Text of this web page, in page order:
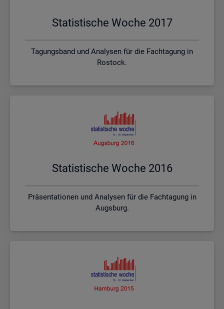
Sta­tis­ti­sche Woche 2017
Tagungsband und Analysen für die Fachtagung in
Rostock.
Sta­tis­ti­sche Woche 2016
Präsentationen und Analysen für die Fachtagung in
Augsburg.